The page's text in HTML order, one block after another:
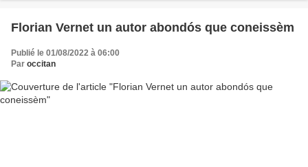
Florian Vernet un autor abondós que coneissèm
Publié le 01/08/2022 à 06:00
Par occitan